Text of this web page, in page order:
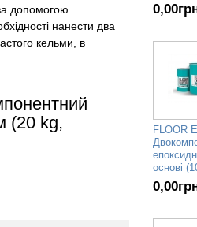
допомогою
нанести два
кельми, в
(20 kg,
0,00
FLOOR
основі
0,00